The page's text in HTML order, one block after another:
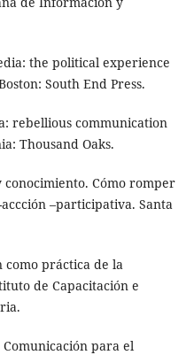
the political experience
South End Press.
rebellious communication
Thousand Oaks.
conocimiento. Cómo romper
–participativa. Santa
como práctica de la
de Capacitación e
para el